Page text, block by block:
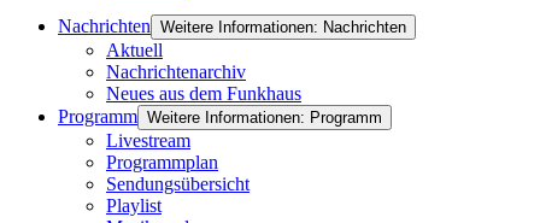
Nachrichten Weitere Informationen: Nachrichten
Aktuell
Nachrichtenarchiv
Neues aus dem Funkhaus
Programm Weitere Informationen: Programm
Livestream
Programmplan
Sendungsübersicht
Playlist